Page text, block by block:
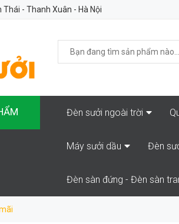
- Thanh Xuân - Hà Nội
Đèn sưởi ngoài trời
Máy sưởi dầu Đèn
Đèn sàn đứng - Đèn sàn